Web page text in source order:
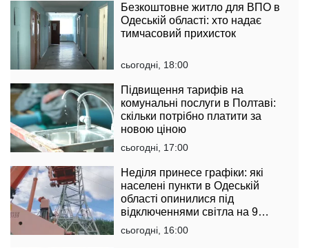
Безкоштовне житло для ВПО в
Одеській області: хто надає
тимчасовий прихисток
сьогодні, 18:00
Підвищення тарифів на
комунальні послуги в Полтаві:
скільки потрібно платити за
новою ціною
сьогодні, 17:00
Неділя принесе графіки: які
населені пункти в Одеській
області опинилися під
відключеннями світла на 9
серпня
сьогодні, 16:00